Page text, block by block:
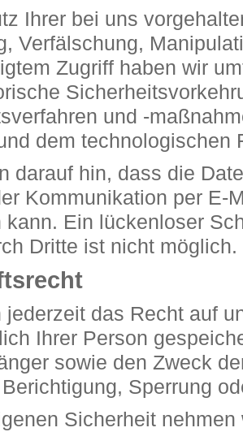
Ihrer bei uns
Verfälschung,
Zugriff haben wir
und -
dem technologischen
darauf hin, dass die
Kommunikation per E-
kann. Ein lückenloser
Dritte ist nicht möglich.
jederzeit das Recht auf
Ihrer Person
sowie den Zweck
Sperrung
Sicherheit